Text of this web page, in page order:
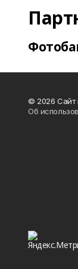
© 2026 Сайт
Об